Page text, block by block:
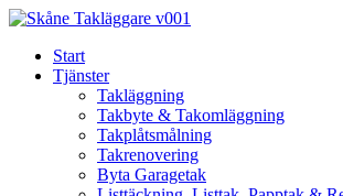
Skip
contentStart
Tjänster
Takläggning
Takbyte & Takomläggning
Takplåtsmålning
Takrenovering
Byta Garagetak